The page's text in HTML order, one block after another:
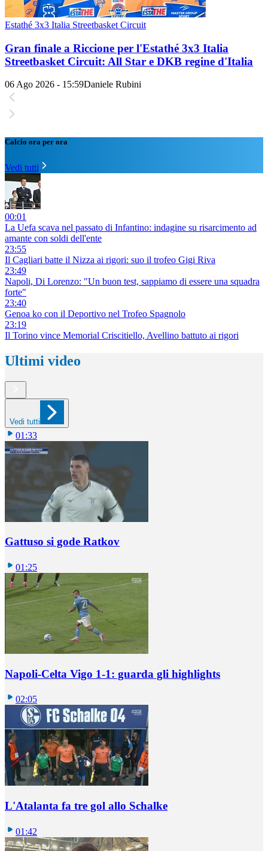
Estathé 3x3 Italia Streetbasket Circuit
Gran finale a Riccione per l'Estathé 3x3 Italia
Streetbasket Circuit: All Star e DKB regine d'Italia
06 Ago 2026 - 15:59Daniele Rubini
Calcio ora per ora
Vedi tutti
00:01
La Uefa scava nel passato di Infantino: indagine su risarcimento ad
amante con soldi dell'ente
23:55
Il Cagliari batte il Nizza ai rigori: suo il trofeo Gigi Riva
23:49
Napoli, Di Lorenzo: "Un buon test, sappiamo di essere una squadra
forte"
23:40
Genoa ko con il Deportivo nel Trofeo Spagnolo
23:19
Il Torino vince Memorial Criscitiello, Avellino battuto ai rigori
Ultimi video
Vedi tutti
01:33
Gattuso si gode Ratkov
01:25
Napoli-Celta Vigo 1-1: guarda gli highlights
02:05
L'Atalanta fa tre gol allo Schalke
01:42